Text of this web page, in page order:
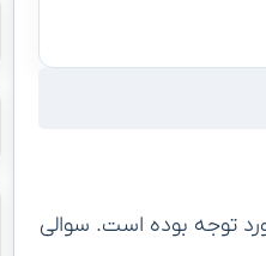
توجه بوده است. سوالی